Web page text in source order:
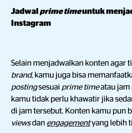
Jadwal prime timeuntuk
Instagram
Selain menjadwalkan konten agar
brand, kamu juga bisa
postingsesuai prime timeatau jam
kamu tidak perlu khawatir jika
di jam tersebut. Konten kamu pun
viewsdan engagementyang lebih